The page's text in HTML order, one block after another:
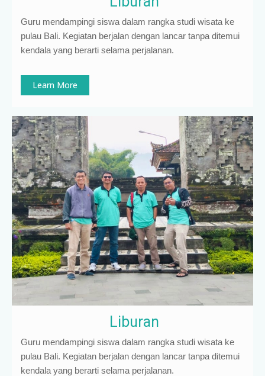
Guru mendampingi siswa dalam rangka studi wisata ke
pulau Bali. Kegiatan berjalan dengan lancar tanpa ditemui
kendala yang berarti selama perjalanan.
Learn More
Liburan
Guru mendampingi siswa dalam rangka studi wisata ke
pulau Bali. Kegiatan berjalan dengan lancar tanpa ditemui
kendala yang berarti selama perjalanan.